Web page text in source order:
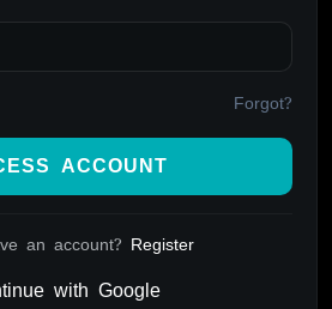
Forgot?
ACCOUNT
an account? Register
with Google